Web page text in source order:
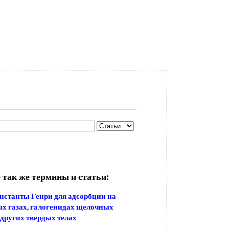
же термины и статьи:
Генри для адсорбции на
газах, галогенидах щелочных
твердых телах